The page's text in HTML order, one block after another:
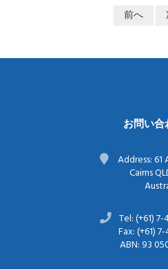
前へ
お問い合
Address:
Cairns
Tel: (+61)
Fax: (+61)
ABN: 93